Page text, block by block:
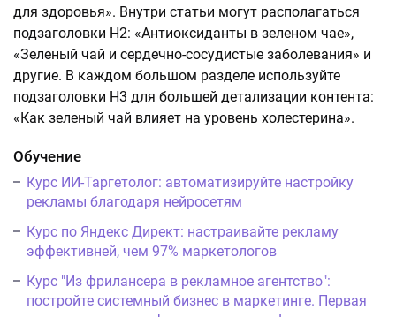
для здоровья». Внутри статьи могут располагаться
подзаголовки H2: «Антиоксиданты в зеленом чае»,
«Зеленый чай и сердечно-сосудистые заболевания» и
другие. В каждом большом разделе используйте
подзаголовки H3 для большей детализации контента:
«Как зеленый чай влияет на уровень холестерина».
Обучение
Курс ИИ-Таргетолог: автоматизируйте настройку
рекламы благодаря нейросетям
Курс по Яндекс Директ: настраивайте рекламу
эффективней, чем 97% маркетологов
Курс "Из фрилансера в рекламное агентство":
постройте системный бизнес в маркетинге. Первая